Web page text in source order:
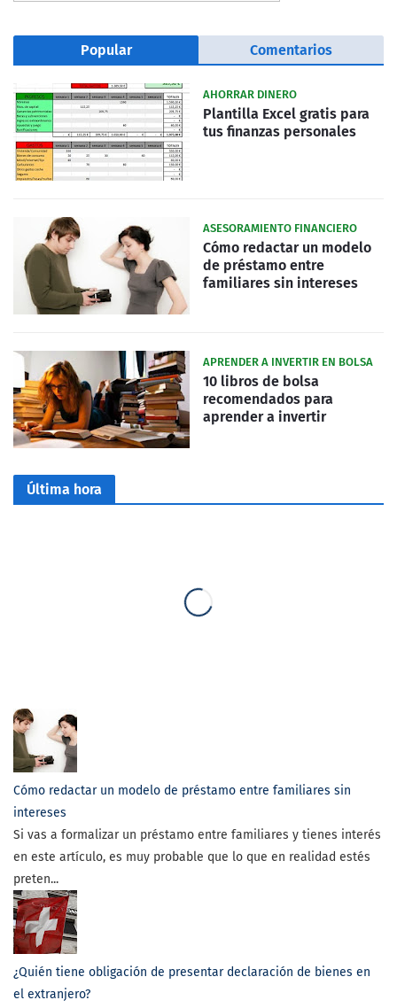
Popular Comentarios
AHORRAR DINERO
Plantilla Excel gratis para
tus finanzas personales
ASESORAMIENTO FINANCIERO
Cómo redactar un modelo
de préstamo entre
familiares sin intereses
APRENDER A INVERTIR EN BOLSA
10 libros de bolsa
recomendados para
aprender a invertir
Última hora
Cómo redactar un modelo de préstamo entre familiares sin
intereses
Si vas a formalizar un préstamo entre familiares y tienes interés
en este artículo, es muy probable que lo que en realidad estés
preten...
¿Quién tiene obligación de presentar declaración de bienes en
el extranjero?